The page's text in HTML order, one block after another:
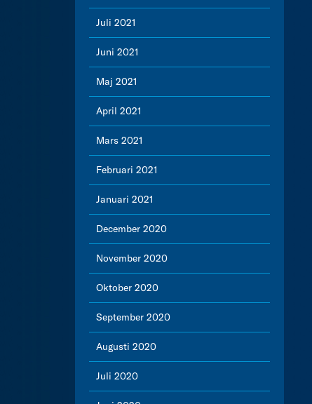
Juli 2021
Juni 2021
Maj 2021
April 2021
Mars 2021
Februari 2021
Januari 2021
December 2020
November 2020
Oktober 2020
September 2020
Augusti 2020
Juli 2020